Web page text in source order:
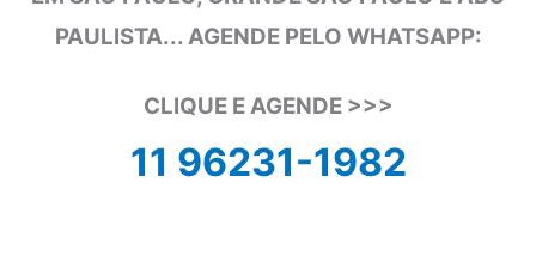
PAULISTA... AGENDE PELO WHATSAPP:
CLIQUE E AGENDE >>>
11 96231-1982